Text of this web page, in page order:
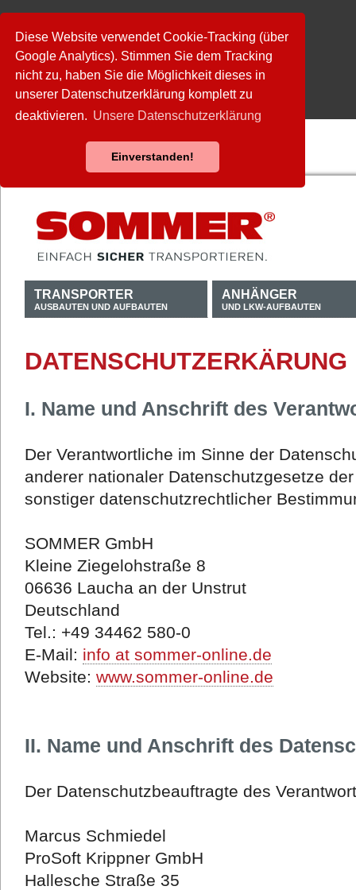
Diese Website verwendet Cookie-Tracking (über
Google Analytics). Stimmen Sie dem Tracking
nicht zu, haben Sie die Möglichkeit dieses in
unserer Datenschutzerklärung komplett zu
deaktivieren. Unsere Datenschutzerklärung
Einverstanden!
TRANSPORTER
AUSBAUTEN UND AUFBAUTEN
ANHÄNGER
UND LKW-AUFBAUTEN
DATENSCHUTZERKÄRUNG
I. Name und Anschrift des
Der Verantwortliche im Sinne der
anderer nationaler Datenschutzgesetze
sonstiger datenschutzrechtlicher
SOMMER GmbH
Kleine Ziegelohstraße 8
06636 Laucha an der Unstrut
Deutschland
Tel.: +49 34462 580-0
E-Mail: info at sommer-online.de
Website: www.sommer-online.de
II. Name und Anschrift des
Der Datenschutzbeauftragte des
Marcus Schmiedel
ProSoft Krippner GmbH
Hallesche Straße 35